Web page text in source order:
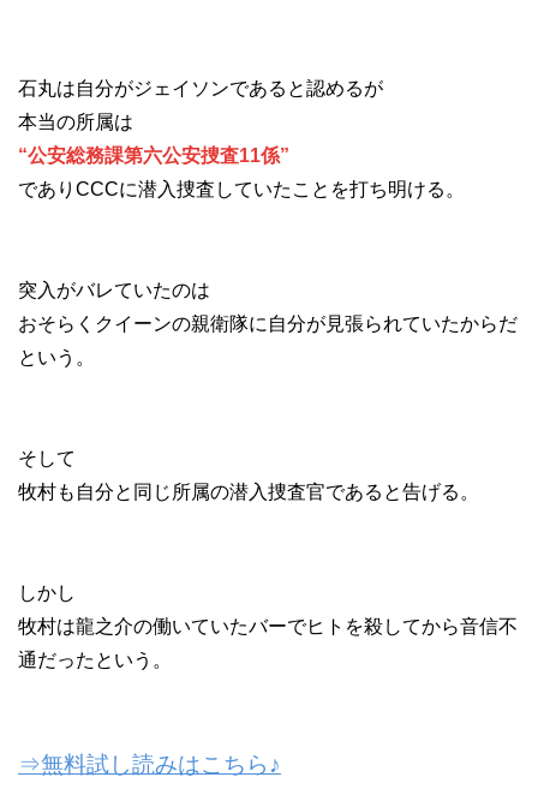
石丸は自分がジェイソンであると認めるが
本当の所属は
“公安総務課第六公安捜査11係”
でありCCCに潜入捜査していたことを打ち明ける。
突入がバレていたのは
おそらくクイーンの親衛隊に自分が見張られていたからだ
という。
そして
牧村も自分と同じ所属の潜入捜査官であると告げる。
しかし
牧村は龍之介の働いていたバーでヒトを殺してから音信不
通だったという。
⇒無料試し読みはこちら♪